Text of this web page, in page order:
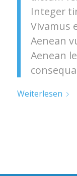
Integer
Vivamus
Aenean
Aenean
Weiterlesen